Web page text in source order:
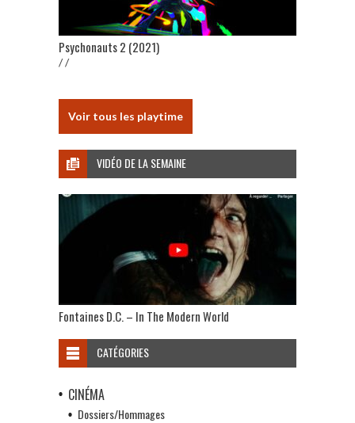
Psychonauts 2 (2021)
/ /
Voir tous les playtime
VIDÉO DE LA SEMAINE
Fontaines D.C. – In The Modern World
CATÉGORIES
CINÉMA
Dossiers/Hommages